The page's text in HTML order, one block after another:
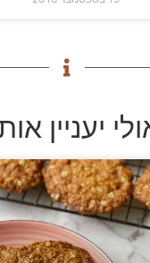
יעניין